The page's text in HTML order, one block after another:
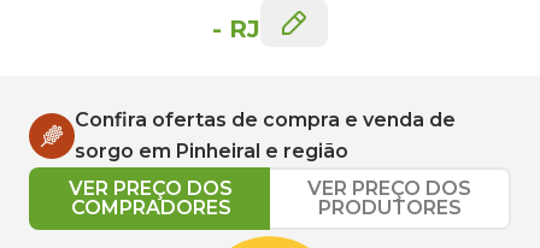
- RJ
Confira ofertas de compra e venda de
sorgo em Pinheiral e região
VER PREÇO DOS
COMPRADORES
VER PREÇO DOS
PRODUTORES